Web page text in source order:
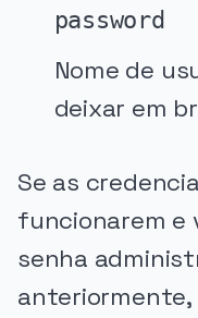
password
Nome de
deixar em
Se as
funcionarem e
senha
anteriormente,